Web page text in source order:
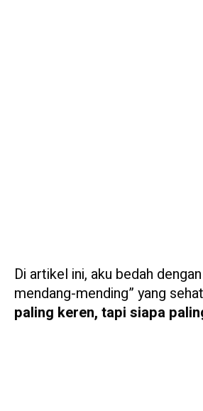
Di artikel ini, aku bedah
mendang-mending” yang
paling keren, tapi siapa